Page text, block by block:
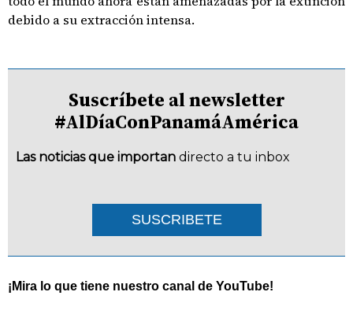
debido a su extracción intensa.
Suscríbete al newsletter
#AlDíaConPanamáAmérica
Las noticias que importan directo a tu inbox
SUSCRIBETE
¡Mira lo que tiene nuestro canal de YouTube!